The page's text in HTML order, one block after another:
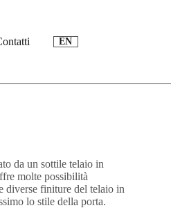
EN
da un sottile telaio in
molte possibilità
diverse finiture del telaio in
lo stile della porta.